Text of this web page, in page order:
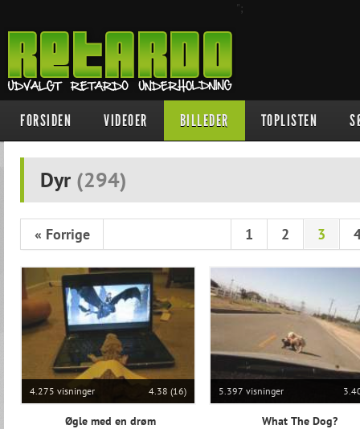
";
FORSIDEN VIDEOER BILLEDER TOPLISTEN
Dyr (294)
« Forrige 1 2 3
4.275 visninger 4.38 (16)
Øgle med en drøm
5.397 visninger
What The Dog?